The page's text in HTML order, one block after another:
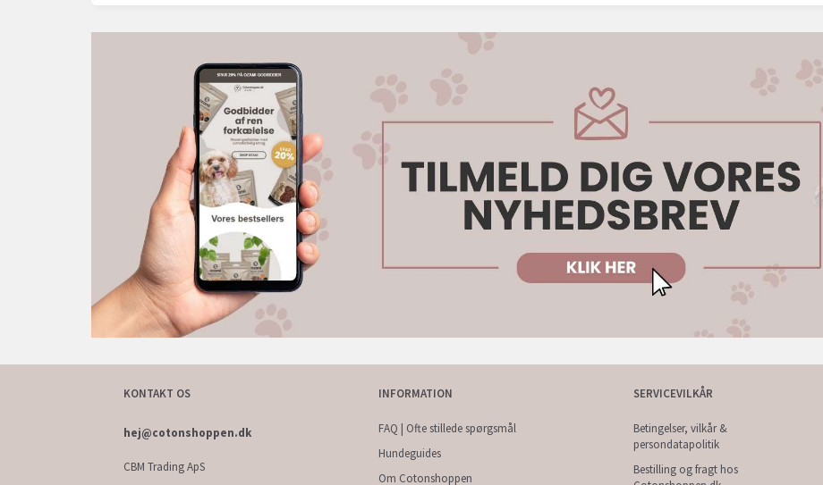
KONTAKT OS
hej@cotonshoppen.dk
CBM Trading ApS
INFORMATION
FAQ | Ofte stillede spørgsmål
Hundeguides
Om Cotonshoppen
SERVICEVILKÅR
Betingelser, vilkår &
persondatapolitik
Bestilling og fragt hos